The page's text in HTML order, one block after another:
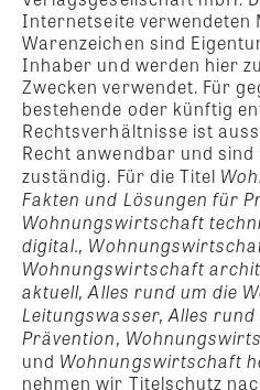
Internetseite verwendeten
Warenzeichen sind
Inhaber und werden hier
Zwecken verwendet. Für
bestehende oder künftig
Rechtsverhältnisse ist
Recht anwendbar und
zuständig. Für die Titel
Fakten und Lösungen für
Wohnungswirtschaft
digital.,
Wohnungswirtschaft
aktuell, Alles rund um die
Leitungswasser, Alles
Prävention,
und Wohnungswirtschaft
nehmen wir Titelschutz